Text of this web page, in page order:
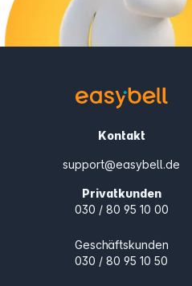
Kontakt
support@easybell.de
Privatkunden
030 / 80 95 10 00
Geschäftskunden
030 / 80 95 10 50